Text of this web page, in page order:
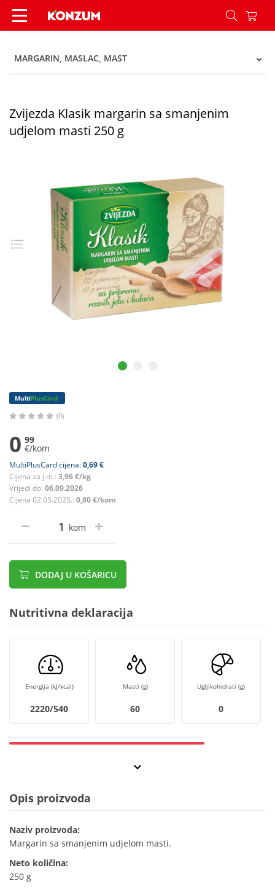
Zvijezda Klasik margarin sa smanjenim udjelom
MARGARIN, MASLAC, MAST
Zvijezda Klasik margarin sa smanjenim
udjelom masti 250 g
MultiPlusCard
(0)
0 99
€/kom
MultiPlusCard cijena:0,69 €
Cijena za j.m.: 3,96 €/kg
Vrijedi do: 06.09.2026
Cijena 02.05.2025.: 0,80 €/kom
kom
DODAJ U KOŠARICU
Nutritivna deklaracija
Energija (kJ/kcal)
2220/540
Masti (g)
60
Ugljikohidrati (g)
0
Opis proizvoda
Naziv proizvoda:
Margarin sa smanjenim udjelom masti.
Neto količina:
250 g